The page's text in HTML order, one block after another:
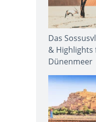
Das
&
Dünenmeer